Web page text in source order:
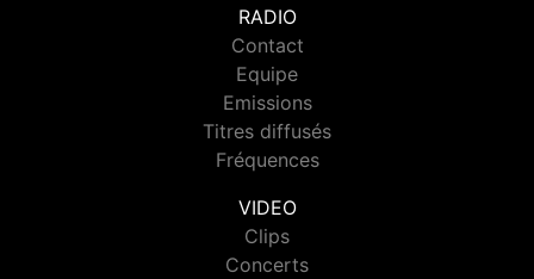
RADIO
Contact
Equipe
Emissions
Titres diffusés
Fréquences
VIDEO
Clips
Concerts